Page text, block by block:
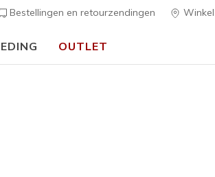
Bestellingen en retourzendingen
OUTLET